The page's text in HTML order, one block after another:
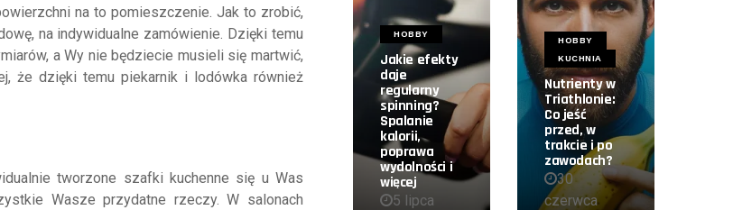
na to pomieszczenie. Jak to zrobić,
na indywidualne zamówienie. Dzięki temu
a Wy nie będziecie musieli się martwić,
że dzięki temu piekarnik i lodówka również
tworzone szafki kuchenne się u Was
Wasze przydatne rzeczy. W salonach
HOBBY
Jakie efekty
daje
regularny
spinning?
Spalanie
kalorii,
poprawa
wydolności i
więcej
5 lipca
HOBBY
KUCHNIA
Nutrienty w
Triathlonie:
Co jeść
przed, w
trakcie i po
zawodach?
30
czerwca